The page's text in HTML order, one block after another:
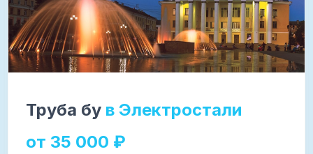
Труба бу в Электростали
от 35 000 ₽